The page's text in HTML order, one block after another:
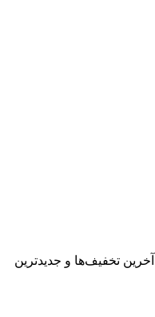
تخفیف‌ها و جدیدترین